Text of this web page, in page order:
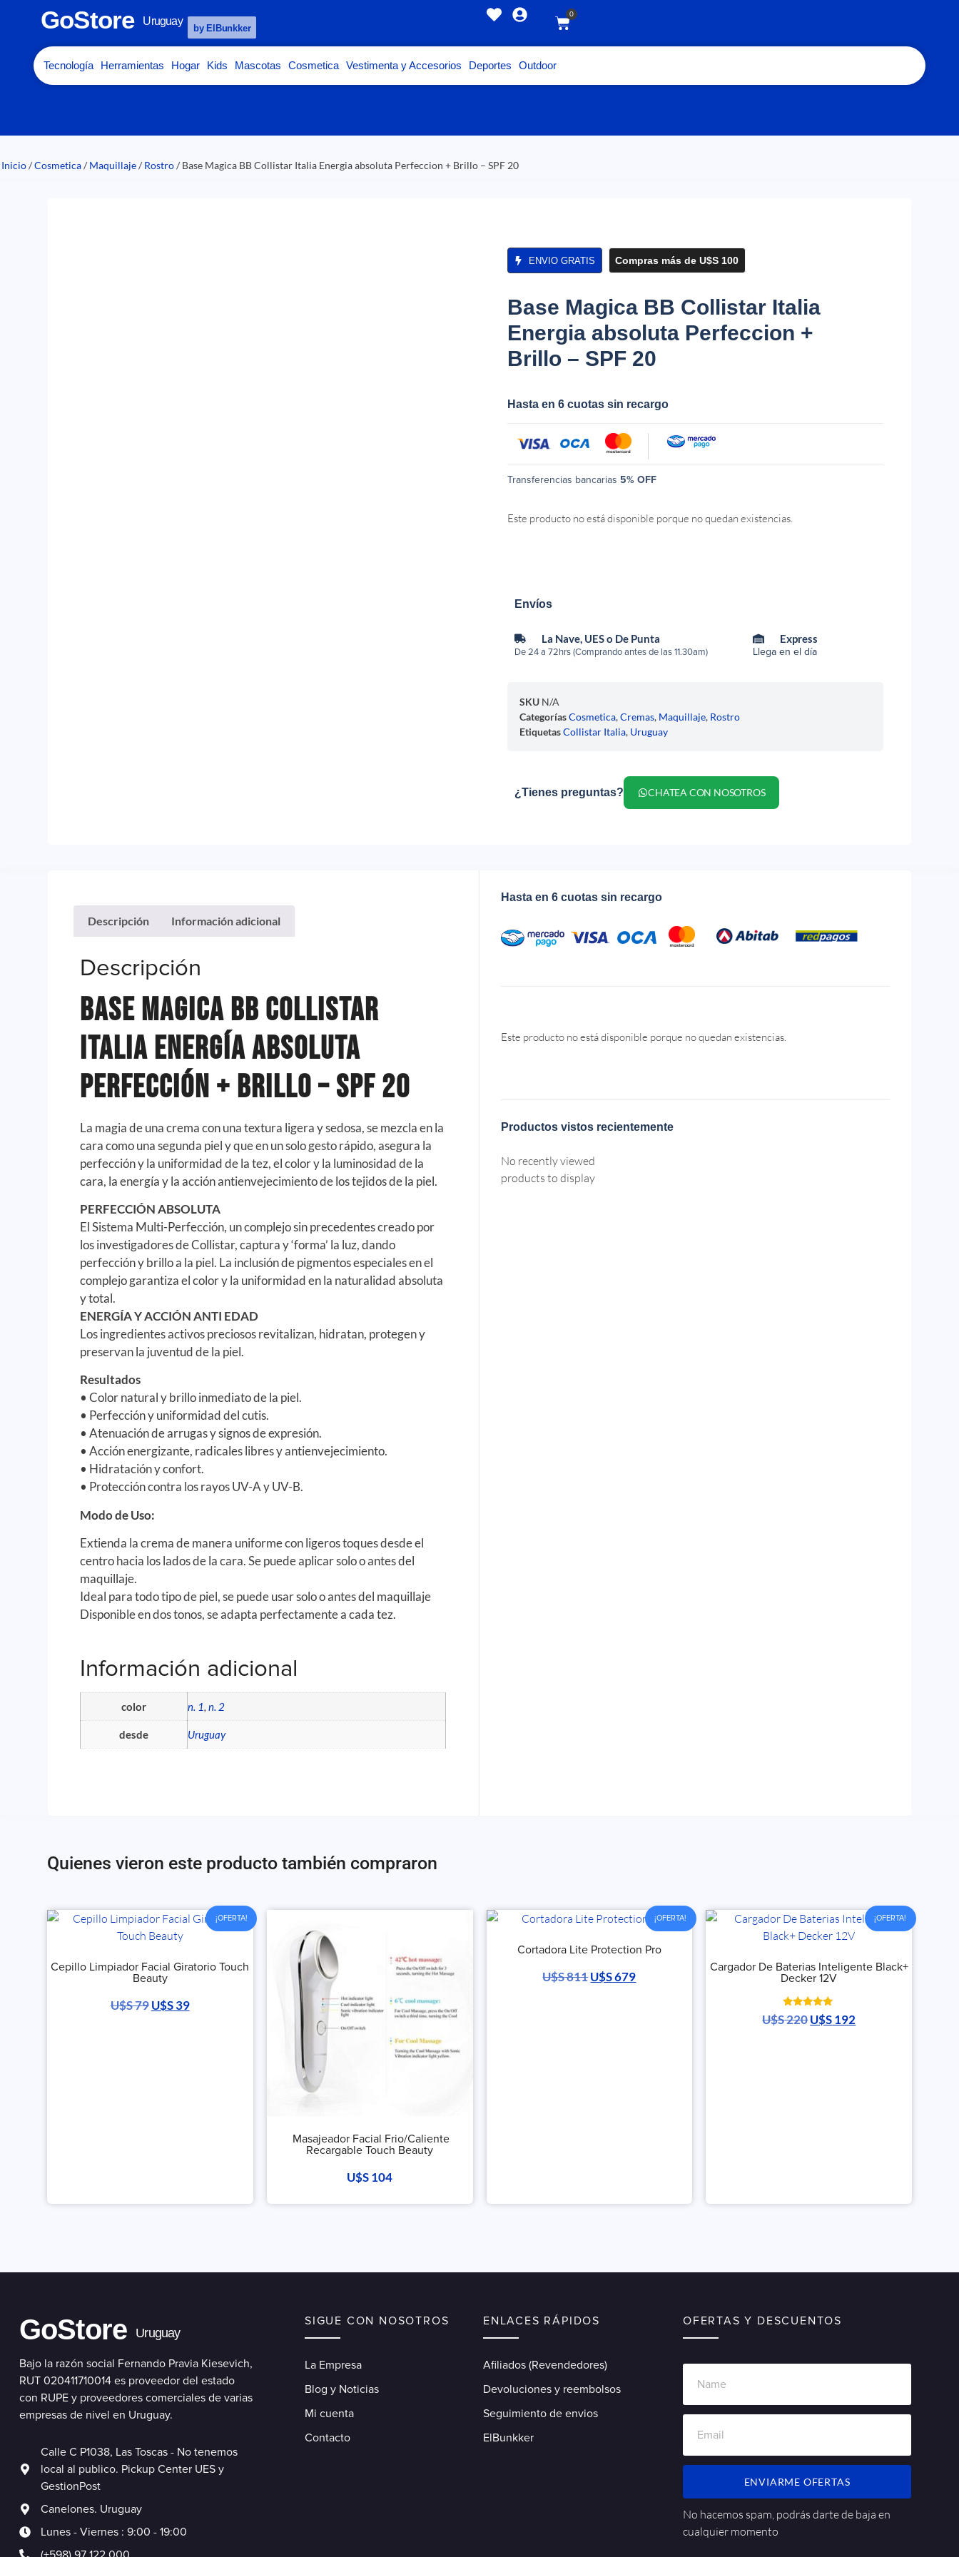
GoStore Uruguay
by ElBunkker
0
Tecnología Herramientas Hogar Kids Mascotas Cosmetica Vestimenta y Accesorios Deportes Outdoor
Inicio/Cosmetica/ Maquillaje/ Rostro/ Base Magica BB Collistar Italia Energia absoluta Perfeccion + Brillo – SPF 20
ENVIO GRATIS Compras más de U$S 100
Base Magica BB Collistar Italia
Energia absoluta Perfeccion +
Brillo – SPF 20
Hasta en 6 cuotas sin recargo
Transferencias bancarias 5% OFF
Este producto no está disponible porque no quedan existencias.
Envíos
La Nave, UES o De Punta
De 24 a 72hrs (Comprando antes de las 11.30am)
Express
Llega en el día
SKU N/A
CategoríasCosmetica,Cremas, Maquillaje, Rostro
EtiquetasCollistar Italia, Uruguay
¿Tienes preguntas? CHATEA CON NOSOTROS
Descripción Información adicional
Descripción
Base Magica BB Collistar
Italia Energía Absoluta
Perfección + Brillo – SPF 20
La magia de una crema con una textura ligera y sedosa, se mezcla en la
cara como una segunda piel y que en un solo gesto rápido, asegura la
perfección y la uniformidad de la tez, el color y la luminosidad de la
cara, la energía y la acción antienvejecimiento de los tejidos de la piel.
PERFECCIÓN ABSOLUTA
El Sistema Multi-Perfección, un complejo sin precedentes creado por
los investigadores de Collistar, captura y ‘forma’ la luz, dando
perfección y brillo a la piel. La inclusión de pigmentos especiales en el
complejo garantiza el color y la uniformidad en la naturalidad absoluta
y total.
ENERGÍA Y ACCIÓN ANTI EDAD
Los ingredientes activos preciosos revitalizan, hidratan, protegen y
preservan la juventud de la piel.
Resultados
• Color natural y brillo inmediato de la piel.
• Perfección y uniformidad del cutis.
• Atenuación de arrugas y signos de expresión.
• Acción energizante, radicales libres y antienvejecimiento.
• Hidratación y confort.
• Protección contra los rayos UV-A y UV-B.
Modo de Uso:
Extienda la crema de manera uniforme con ligeros toques desde el
centro hacia los lados de la cara. Se puede aplicar solo o antes del
maquillaje.
Ideal para todo tipo de piel, se puede usar solo o antes del maquillaje
Disponible en dos tonos, se adapta perfectamente a cada tez.
Información adicional
color n. 1,n. 2
desde Uruguay
Hasta en 6 cuotas sin recargo
Este producto no está disponible porque no quedan existencias.
Productos vistos recientemente
No recently viewed
products to display
Quienes vieron este producto también compraron
¡OFERTA!
Cepillo Limpiador Facial Giratorio Touch
Beauty
U$S79 U$S39
Masajeador Facial Frio/Caliente
Recargable Touch Beauty
U$S104
¡OFERTA!
Cortadora Lite Protection Pro
U$S811U$S679
¡OFERTA!
Cargador De Baterias Inteligente Black+
Decker 12V
Valorado
con
U$S220U$S192
GoStore Uruguay
Bajo la razón social Fernando Pravia Kiesevich,
RUT 020411710014 es proveedor del estado
con RUPE y proveedores comerciales de varias
empresas de nivel en Uruguay.
Calle C P1038, Las Toscas - No tenemos
local al publico. Pickup Center UES y
GestionPost
Canelones. Uruguay
Lunes - Viernes : 9:00 - 19:00
SIGUE CON NOSOTROS
La Empresa
Blog y Noticias
Mi cuenta
Contacto
ENLACES RÁPIDOS
Afiliados (Revendedores)
Devoluciones y reembolsos
Seguimiento de envios
ElBunkker
OFERTAS Y DESCUENTOS
ENVIARME OFERTAS
No hacemos spam, podrás darte de baja en
cualquier momento